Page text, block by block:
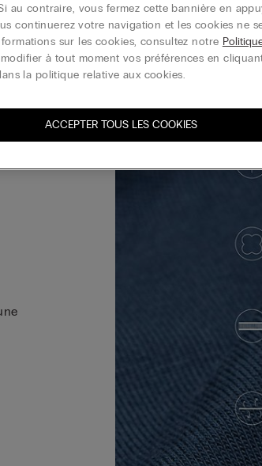
au contraire, vous fermez cette bannière en
continuerez votre navigation et les cookies ne
sur les cookies, consultez notre
à tout moment vos préférences en
la politique relative aux cookies.
ACCEPTER TOUS LES COOKIES